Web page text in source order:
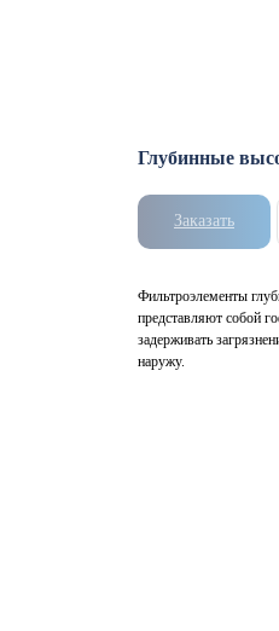
Глубинные
Заказать
Фильтроэлементы
представляют собой
задерживать
наружу.